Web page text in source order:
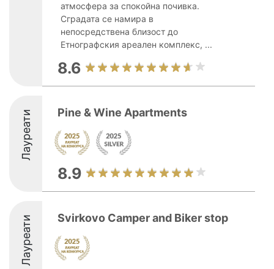
атмосфера за спокойна почивка.
Сградата се намира в
непосредствена близост до
Етнографския ареален комплекс, ...
8.6
Лауреати Pine & Wine Apartments
8.9
Лауреати Svirkovo Camper and Biker stop